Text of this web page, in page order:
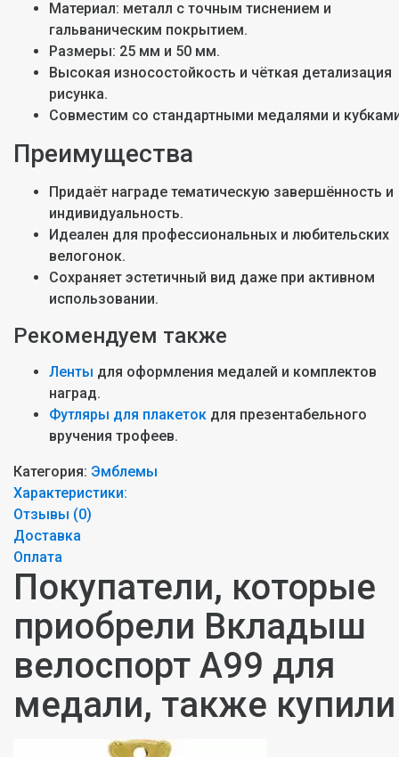
Материал: металл с точным тиснением и
гальваническим покрытием.
Размеры: 25 мм и 50 мм.
Высокая износостойкость и чёткая детализация
рисунка.
Совместим со стандартными медалями и
Преимущества
Придаёт награде тематическую завершённость и
индивидуальность.
Идеален для профессиональных и любительских
велогонок.
Сохраняет эстетичный вид даже при активном
использовании.
Рекомендуем также
Ленты для оформления медалей и комплектов
наград.
Футляры для плакеток для презентабельного
вручения трофеев.
Категория: Эмблемы
Характеристики:
Отзывы (0)
Доставка
Оплата
Покупатели, которые
приобрели Вкладыш
велоспорт A99 для
медали, также купили